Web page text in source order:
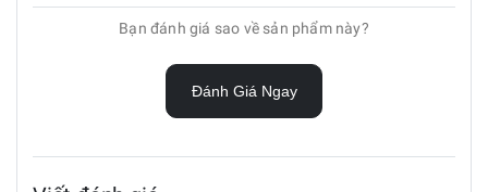
Bạn đánh giá sao về sản phẩm này?
Đánh Giá Ngay